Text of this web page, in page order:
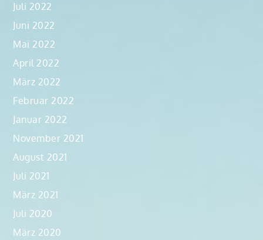
Juli 2022
Juni 2022
Mai 2022
April 2022
März 2022
Februar 2022
Januar 2022
November 2021
August 2021
Juli 2021
März 2021
Juli 2020
März 2020